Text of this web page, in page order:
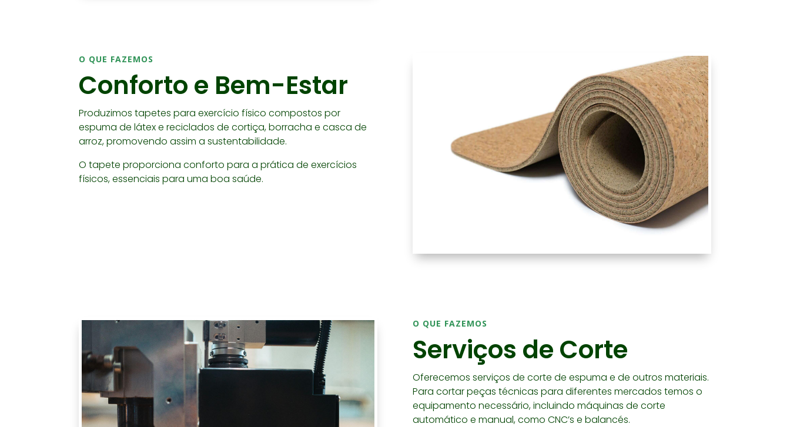
O QUE FAZEMOS
Conforto e Bem-Estar
Produzimos tapetes para exercício físico compostos por
espuma de látex e reciclados de cortiça, borracha e casca de
arroz, promovendo assim a sustentabilidade.
O tapete proporciona conforto para a prática de exercícios
físicos, essenciais para uma boa saúde.
O QUE FAZEMOS
Serviços de Corte
Oferecemos serviços de corte de espuma e de outros materiais.
Para cortar peças técnicas para diferentes mercados temos o
equipamento necessário, incluindo máquinas de corte
automático e manual, como CNC’s e balancés.